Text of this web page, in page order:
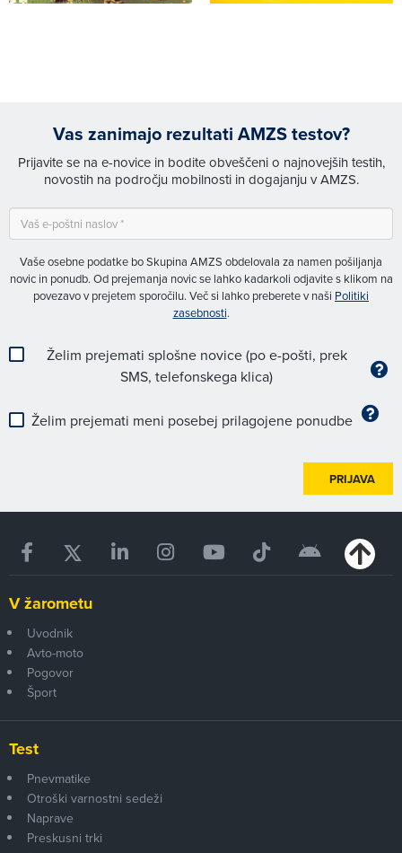
Vas zanimajo rezultati AMZS testov?
Prijavite se na e-novice in bodite obveščeni o najnovejših testih,
novostih na področju mobilnosti in dogajanju v AMZS.
Vaše osebne podatke bo Skupina AMZS obdelovala za namen pošiljanja
novic in ponudb. Od prejemanja novic se lahko kadarkoli odjavite s klikom na
povezavo v prejetem sporočilu. Več si lahko preberete v naši Politiki
zasebnosti.
Želim prejemati splošne novice (po e-pošti, prek
SMS, telefonskega klica)
Želim prejemati meni posebej prilagojene ponudbe
PRIJAVA
V žarometu
Uvodnik
Avto-moto
Pogovor
Šport
Test
Pnevmatike
Otroški varnostni sedeži
Naprave
Preskusni trki